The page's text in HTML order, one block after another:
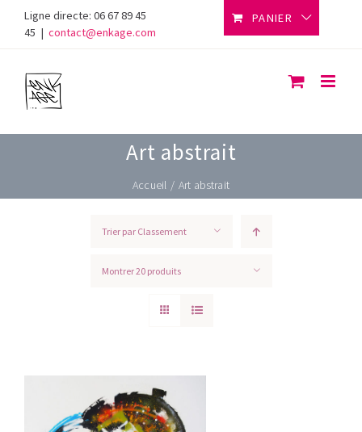
content
Ligne directe: 06 67 89 45
45 | contact@enkage.com
PANIER
Art abstrait
Accueil / Art abstrait
Trier par Classement
Montrer20 produits